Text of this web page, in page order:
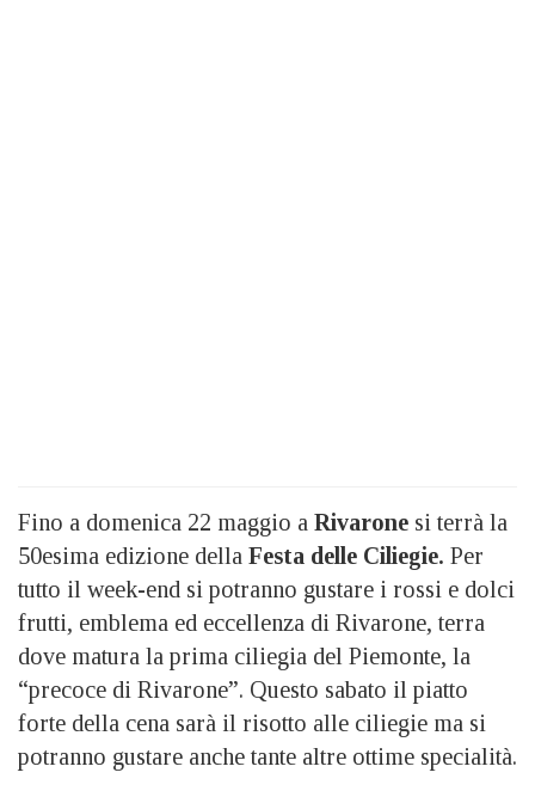
Fino a domenica 22 maggio a Rivarone si terrà la
50esima edizione della Festa delle Ciliegie. Per
tutto il week-end si potranno gustare i rossi e dolci
frutti, emblema ed eccellenza di Rivarone, terra
dove matura la prima ciliegia del Piemonte, la
“precoce di Rivarone”. Questo sabato il piatto
forte della cena sarà il risotto alle ciliegie ma si
potranno gustare anche tante altre ottime specialità.